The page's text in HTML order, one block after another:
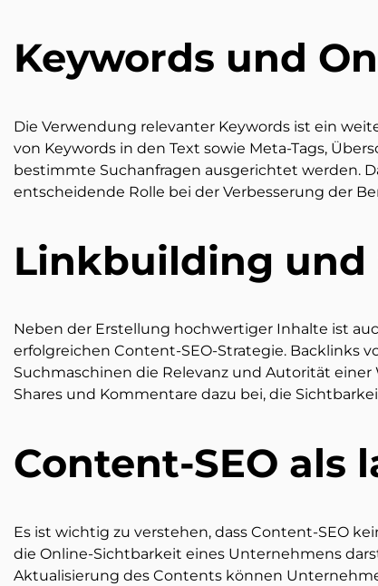
Keywords und
Die Verwendung relevanter Keywords ist ein
von Keywords in den Text sowie Meta-Tags,
bestimmte Suchanfragen ausgerichtet werden.
entscheidende Rolle bei der Verbesserung der
Linkbuilding und
Neben der Erstellung hochwertiger Inhalte ist
erfolgreichen Content-SEO-Strategie. Backlinks
Suchmaschinen die Relevanz und Autorität einer
Shares und Kommentare dazu bei, die
Content-SEO
Es ist wichtig zu verstehen, dass Content-SEO
die Online-Sichtbarkeit eines Unternehmens
Aktualisierung des Contents können